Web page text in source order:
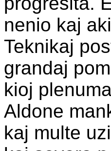
nenio kaj
Teknikaj
grandaj
kioj
Aldone
kaj multe